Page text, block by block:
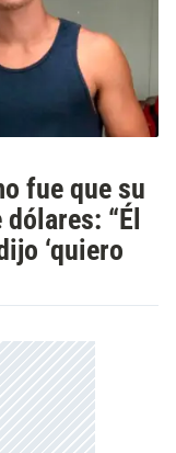
fue que su
“Él
‘quiero